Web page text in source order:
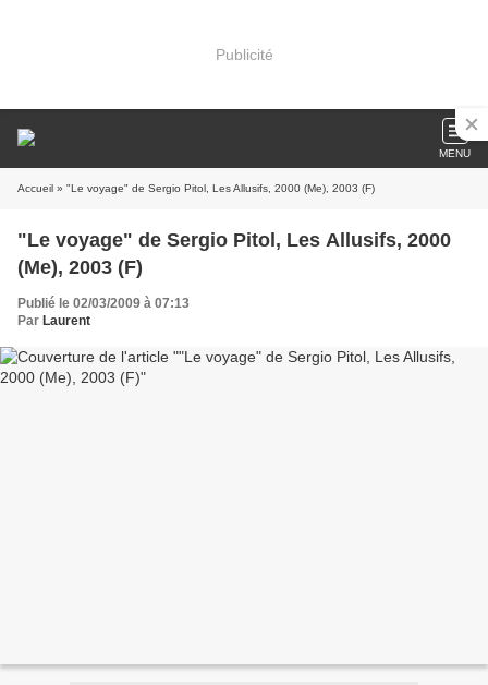
Publicité
MENU
Accueil » "Le voyage" de Sergio Pitol, Les Allusifs, 2000 (Me), 2003 (F)
"Le voyage" de Sergio Pitol, Les Allusifs, 2000
(Me), 2003 (F)
Publié le 02/03/2009 à 07:13
Par Laurent